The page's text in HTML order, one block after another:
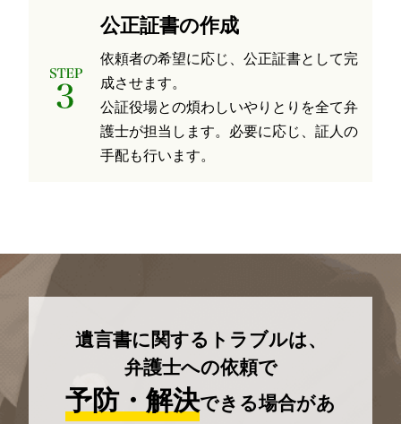
公正証書の作成
依頼者の希望に応じ、公正証書として完
成させます。
公証役場との煩わしいやりとりを全て弁
護士が担当します。必要に応じ、証人の
手配も行います。
遺言書に関するトラブルは、
弁護士への依頼で
予防・解決できる場合があ